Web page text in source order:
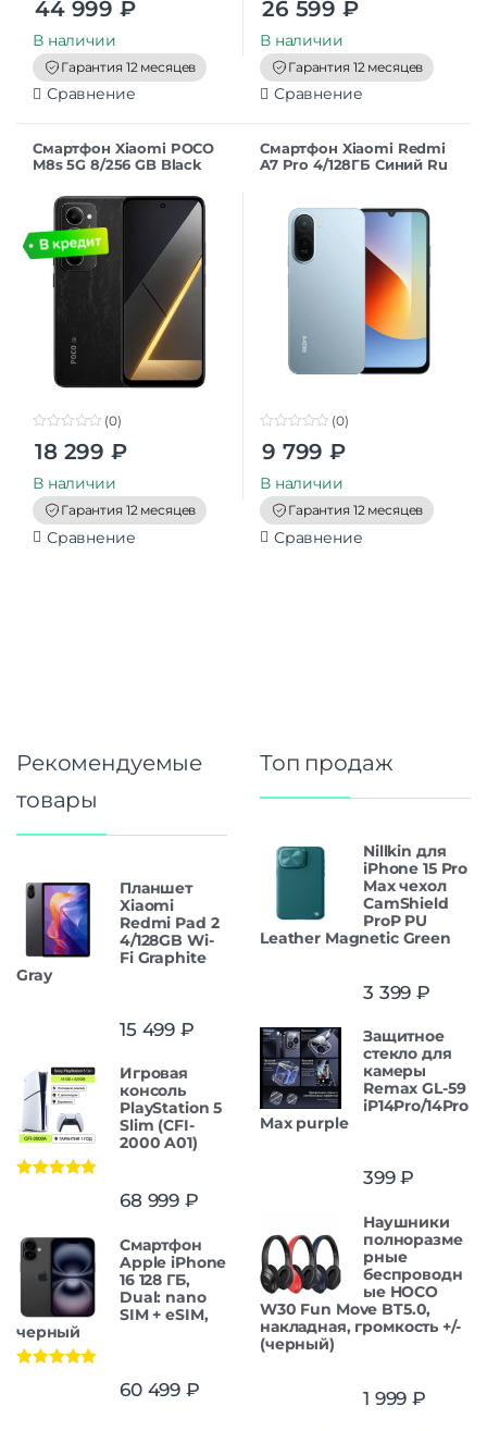
o
t
o
f
5
44 999 ₽
В наличии
Гарантия 12 месяцев
Сравнение
o
t
o
f
5
26 599 ₽
В наличии
Гарантия 12 месяцев
Сравнение
Смартфон Xiaomi POCO
M8s 5G 8/256 GB Black
t
o
f
5
(0)
18 299 ₽
В наличии
Гарантия 12 месяцев
Сравнение
Смартфон Xiaomi Redmi
A7 Pro 4/128ГБ Синий Ru
o
t
o
f
5
(0)
9 799 ₽
В наличии
Гарантия 12 месяцев
Сравнение
Рекомендуемые
товары
Планшет
Xiaomi
Redmi Pad 2
4/128GB Wi-
Fi Graphite
Gray
15 499 ₽
Игровая
консоль
PlayStation 5
Slim (CFI-
2000 A01)
68 999 ₽
Смартфон
Apple iPhone
16 128 ГБ,
Dual: nano
SIM + eSIM,
черный
60 499 ₽
Топ продаж
Nillkin для
iPhone 15 Pro
Max чехол
CamShield
ProP PU
Leather Magnetic Green
3 399 ₽
Защитнoe
cтекло для
камеры
Remax GL-59
iP14Pro/14Pro
Max purple
399₽
Наушники
полноразме
рные
беспроводн
ые HOCO
W30 Fun Move BT5.0,
накладная, громкость +/-
(черный)
1 999 ₽